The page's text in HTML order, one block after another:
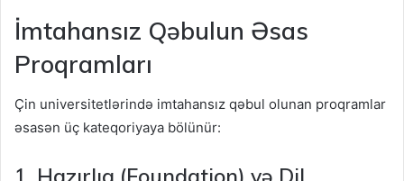
İmtahansız Qəbulun Əsas
Proqramları
Çin universitetlərində imtahansız qəbul olunan proqramlar
əsasən üç kateqoriyaya bölünür: